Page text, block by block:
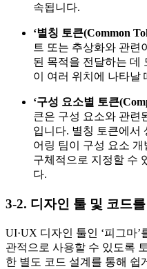
속됩니다.
‘별칭 토큰(Common
트 또는 추상화와 관련
된 목적을 전달하는 데
이 여러 위치에 나타날
‘구성 요소별 토큰
큰은 구성 요소와 관련
입니다. 별칭 토큰에서
어링 팀이 구성 요소
구체적으로 지정할 수
다.
3-2. 디자인 툴 및 코드
UI·UX 디자인 툴인 ‘피그마
관적으로 사용할 수 있도록
한 별도 코드 설계를 통해 쉽